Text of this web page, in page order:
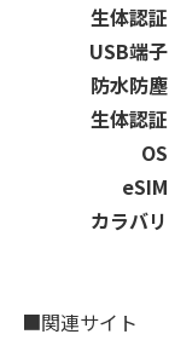
生体認証
USB端子
防水防塵
生体認証
OS
eSIM
カラバリ
■関連サイト